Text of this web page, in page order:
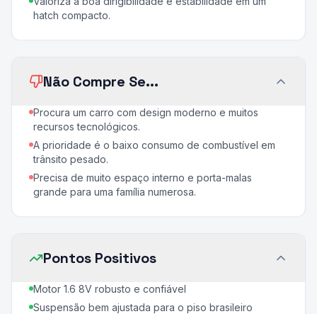
hatch compacto.
Não Compre Se...
Procura um carro com design moderno e muitos
recursos tecnológicos.
A prioridade é o baixo consumo de combustível em
trânsito pesado.
Precisa de muito espaço interno e porta-malas
grande para uma família numerosa.
Pontos Positivos
Motor 1.6 8V robusto e confiável
Suspensão bem ajustada para o piso brasileiro